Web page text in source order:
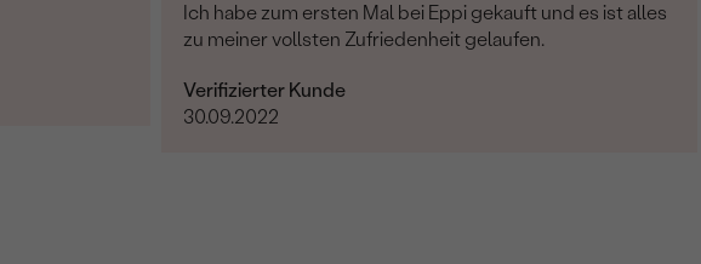
Ich habe zum ersten Mal bei Eppi gekauft und es ist alles
zu meiner vollsten Zufriedenheit gelaufen.
Verifizierter Kunde
30.09.2022